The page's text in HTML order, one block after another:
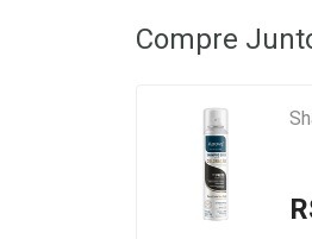
Compre